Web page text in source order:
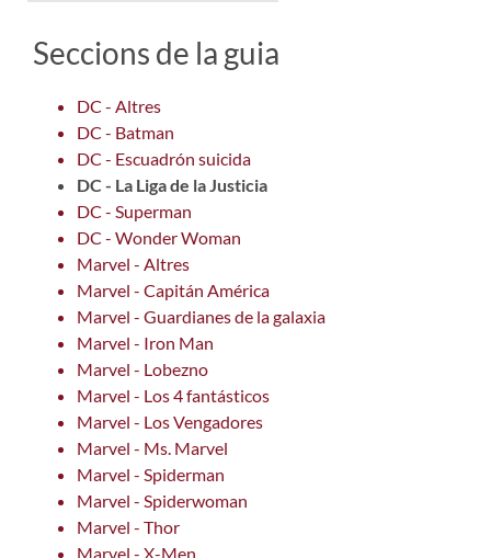
Seccions de la guia
DC - Altres
DC - Batman
DC - Escuadrón suicida
DC - La Liga de la Justicia
DC - Superman
DC - Wonder Woman
Marvel - Altres
Marvel - Capitán América
Marvel - Guardianes de la galaxia
Marvel - Iron Man
Marvel - Lobezno
Marvel - Los 4 fantásticos
Marvel - Los Vengadores
Marvel - Ms. Marvel
Marvel - Spiderman
Marvel - Spiderwoman
Marvel - Thor
Marvel - X-Men